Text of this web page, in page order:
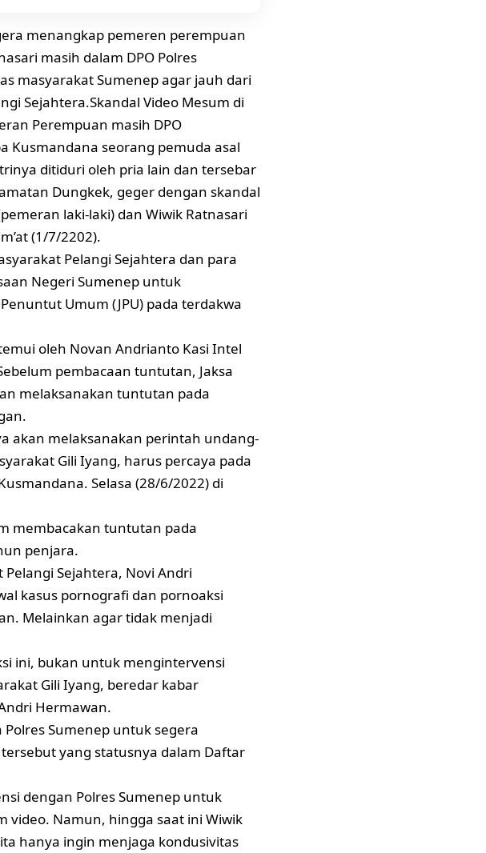
menangkap pemeren perempuan
masih dalam DPO Polres
masyarakat Sumenep agar jauh dari
Sejahtera.Skandal Video Mesum di
Perempuan masih DPO
Kusmandana seorang pemuda asal
ditiduri oleh pria lain dan tersebar
Dungkek, geger dengan skandal
laki-laki) dan Wiwik Ratnasari
(1/7/2202).
Pelangi Sejahtera dan para
Negeri Sumenep untuk
Umum (JPU) pada terdakwa
oleh Novan Andrianto Kasi Intel
pembacaan tuntutan, Jaksa
melaksanakan tuntutan pada
akan melaksanakan perintah undang-
Gili Iyang, harus percaya pada
Selasa (28/6/2022) di
membacakan tuntutan pada
penjara.
Sejahtera, Novi Andri
kasus pornografi dan pornoaksi
Melainkan agar tidak menjadi
ini, bukan untuk mengintervensi
Gili Iyang, beredar kabar
Hermawan.
Sumenep untuk segera
yang statusnya dalam Daftar
dengan Polres Sumenep untuk
video. Namun, hingga saat ini Wiwik
hanya ingin menjaga kondusivitas